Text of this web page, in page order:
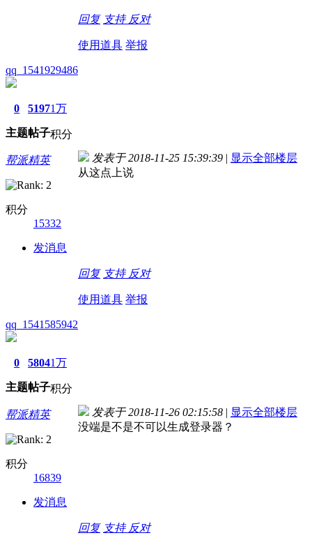
回复 支持 反对
使用道具 举报
qq_1541929486
0
主题
5197
帖子
1万
积分
帮派精英
积分
15332
发消息
发表于 2018-11-25 15:39:39 | 显示全部楼层
从这点上说
回复 支持 反对
使用道具 举报
qq_1541585942
0
主题
5804
帖子
1万
积分
帮派精英
积分
16839
发消息
发表于 2018-11-26 02:15:58 | 显示全部楼层
没端是不是不可以生成登录器？
回复 支持 反对